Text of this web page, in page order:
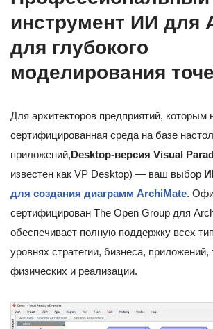
инструмент ИИ для
для глубокого
моделирования
Для архитекторов предприятий, которым
сертифицированная среда на базе
приложений,Desktop-версия Visual
известен как VP Desktop) — ваш выбор
для создания диаграмм ArchiMate.
сертифицирован The Open Group для
обеспечивает полную поддержку всех
уровнях стратегии, бизнеса, приложений,
физических и реализации.